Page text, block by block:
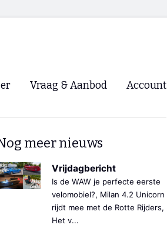
NVHPV
Vraag & Aanbod Account
meer nieuws
Vrijdagbericht
Is de WAW je perfecte eerste
velomobiel?, Milan 4.2 Unicorn
rijdt mee met de Rotte Rijders,
Het v...